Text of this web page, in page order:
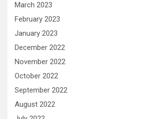
March 2023
February 2023
January 2023
December 2022
November 2022
October 2022
September 2022
August 2022